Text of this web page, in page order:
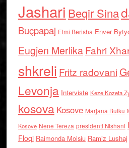
Jashari Beqir Sina
Buçpapaj Elmi Berisha Enver
Eugjen MerlikaFahri
shkreli Fritz radovani
Levonja Interviste Keze Kozeta
kosova Kosove Marjana Bulku
Kosove Nene Tereza presidenti Nishani
Floqi Raimonda Moisiu Ramiz Lushaj